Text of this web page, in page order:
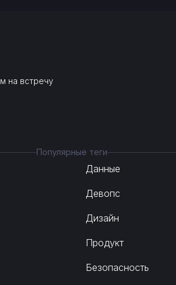
на встречу
Популярные теги
Данные
Девопс
Дизайн
Продукт
Безопасность